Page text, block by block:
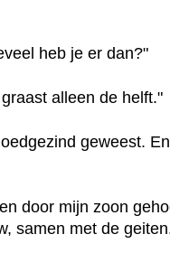
heb je er dan?"
alleen de helft."
geweest.
door mijn zoon
samen met de